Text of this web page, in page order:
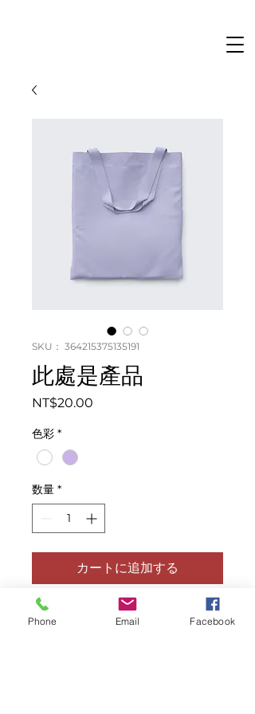
SKU： 364215375135191
此處是產品
NT$20.00
色彩 *
数量 *
カートに追加する
此乃產品描述，適合加入有關產品的詳細
Phone Email Facebook